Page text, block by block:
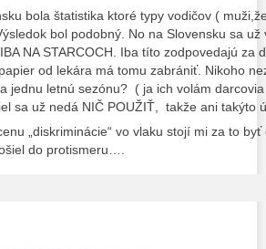
bola štatistika ktoré typy vodičov (
bol podobný. No na Slovensku sa už
NA STARCOCH. Iba títo zodpovedajú za
od lekára má tomu zabrániť. Nikoho
jednu letnú sezónu? ( ja ich volám
sa už nedá NIČ POUŽIŤ, takže ani takýto
„diskriminácie“ vo vlaku stojí mi za to
do protismeru….